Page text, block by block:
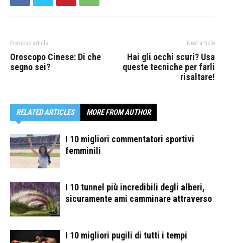
Previous article
Oroscopo Cinese: Di che
segno sei?
Next article
Hai gli occhi scuri? Usa
queste tecniche per farli
risaltare!
RELATED ARTICLES MORE FROM AUTHOR
I 10 migliori commentatori sportivi
femminili
I 10 tunnel più incredibili degli alberi,
sicuramente ami camminare attraverso
I 10 migliori pugili di tutti i tempi